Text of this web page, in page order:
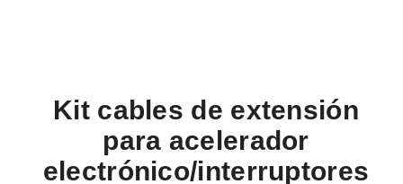
Kit cables de extensión
para acelerador
electrónico/interruptores